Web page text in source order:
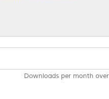
Downloads per month